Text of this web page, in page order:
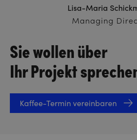
Sie wollen über
Ihr Projekt
Kaffee-Termin vereinbaren
Lisa-Maria
Managing